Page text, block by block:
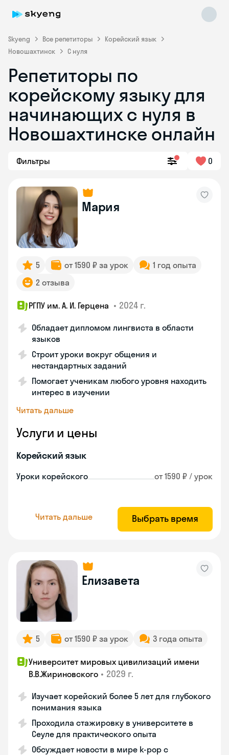
Skyeng Все репетиторы
Корейский язык
Новошахтинск
С нуля
Репетиторы по
корейскому языку для
начинающих с нуля в
Новошахтинске онлайн
Фильтры 0
Мария
5 от 1590 ₽ за урок
1 год опыта
2 отзыва
РГПУ им. А. И. Герцена • 2024 г.
Обладает дипломом лингвиста в области
языков
Строит уроки вокруг общения и
нестандартных заданий
Помогает ученикам любого уровня находить
интерес в изучении
Читать дальше
Услуги и цены
Корейский язык
Уроки корейского от 1590 ₽ / урок
Читать дальше Выбрать время
Елизавета
5 от 1590 ₽ за урок 3 года опыта
Университет мировых цивилизаций имени
В.В.Жириновского • 2029 г.
Изучает корейский более 5 лет для глубокого
понимания языка
Проходила стажировку в университете в
Сеуле для практического опыта
Обсуждает новости в мире k-pop с
Skyeng Chat
online